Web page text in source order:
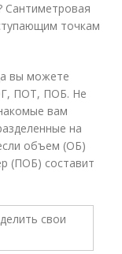
Сантиметровая
точкам
вы можете
ПОТ, ПОБ. Не
вам
на
объем (ОБ)
(ПОБ) составит